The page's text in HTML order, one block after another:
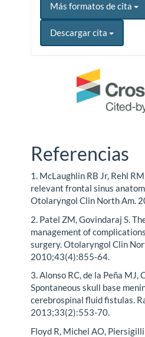
Más formatos de cita
Descargar cita
Referencias
1. McLaughlin RB Jr, Rehl
relevant frontal sinus
Otolaryngol Clin North Am.
2. Patel ZM, Govindaraj S.
management of
surgery. Otolaryngol Clin
2010;43(4):855-64.
3. Alonso RC, de la Peña MJ,
Spontaneous skull base
cerebrospinal fluid fistulas.
2013;33(2):553-70.
Floyd R, Michel AO,